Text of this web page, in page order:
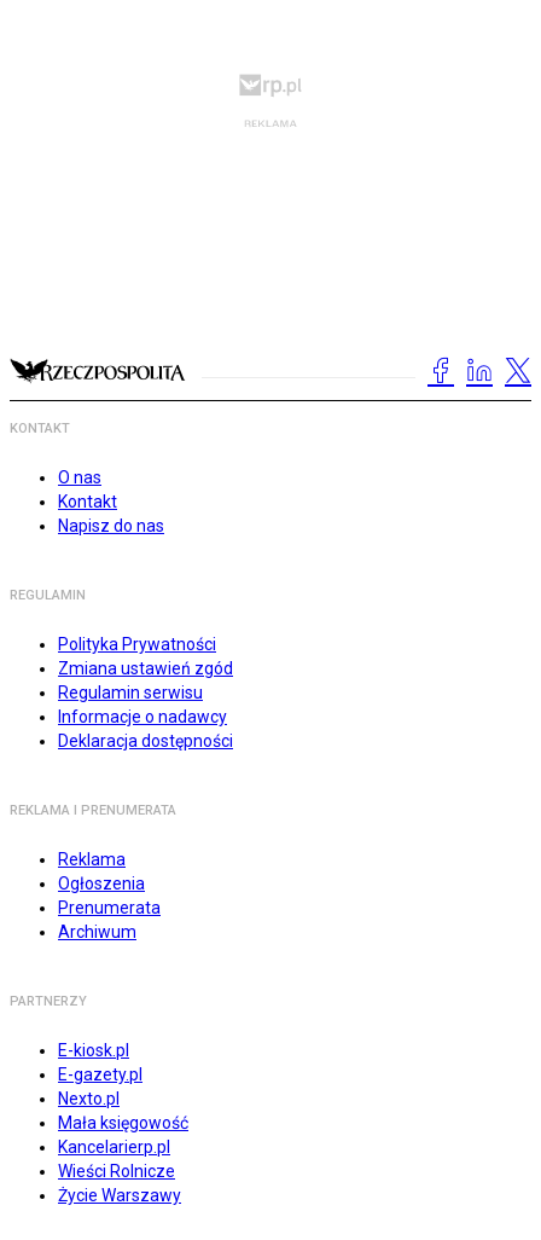
KONTAKT
O nas
Kontakt
Napisz do nas
REGULAMIN
Polityka Prywatności
Zmiana ustawień zgód
Regulamin serwisu
Informacje o nadawcy
Deklaracja dostępności
REKLAMA I PRENUMERATA
Reklama
Ogłoszenia
Prenumerata
Archiwum
PARTNERZY
E-kiosk.pl
E-gazety.pl
Nexto.pl
Mała księgowość
Kancelarierp.pl
Wieści Rolnicze
Życie Warszawy